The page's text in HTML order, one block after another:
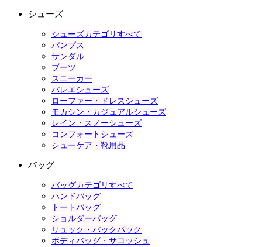
シューズ
シューズカテゴリすべて
パンプス
サンダル
ブーツ
スニーカー
バレエシューズ
ローファー・ドレスシューズ
モカシン・カジュアルシューズ
レイン・スノーシューズ
コンフォートシューズ
シューケア・靴用品
バッグ
バッグカテゴリすべて
ハンドバッグ
トートバッグ
ショルダーバッグ
リュック・バックパック
ボディバッグ・サコッシュ